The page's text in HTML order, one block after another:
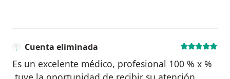
Cuenta eliminada
Es un excelente médico, profesional 100 % x %